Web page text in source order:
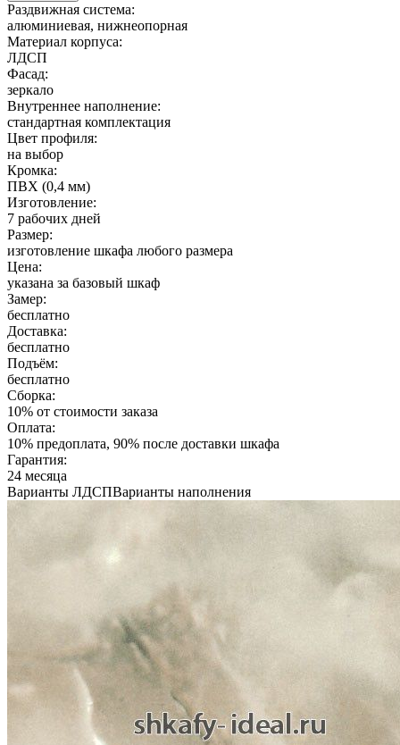
Раздвижная система:
алюминиевая, нижнеопорная
Материал корпуса:
ЛДСП
Фасад:
зеркало
Внутреннее наполнение:
стандартная комплектация
Цвет профиля:
на выбор
Кромка:
ПВХ (0,4 мм)
Изготовление:
7 рабочих дней
Размер:
изготовление шкафа любого размера
Цена:
указана за базовый шкаф
Замер:
бесплатно
Доставка:
бесплатно
Подъём:
бесплатно
Сборка:
10% от стоимости заказа
Оплата:
10% предоплата, 90% после доставки шкафа
Гарантия:
24 месяца
Варианты ЛДСПВарианты наполнения